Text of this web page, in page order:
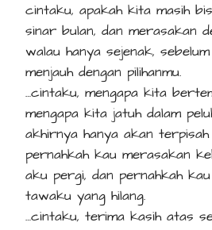
cintaku, apakah kita masih
sinar bulan, dan merasakan
walau hanya sejenak,
menjauh dengan pilihanmu.
…cintaku, mengapa kita
mengapa kita jatuh dalam
akhirnya hanya akan terpisah
pernahkah kau merasakan
aku pergi, dan pernahkah
tawaku yang hilang.
…cintaku, terima kasih atas